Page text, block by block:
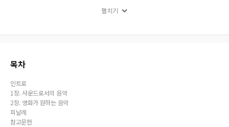
펼치기
목차
인트로
1장. 사운드로서의 음악
2장. 영화가 원하는 음악
피날레
참고문헌